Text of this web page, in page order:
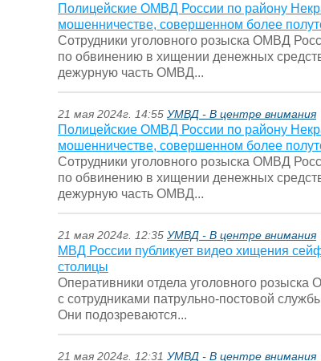
Полицейские ОМВД России по району
мошенничестве, совершенном более
Сотрудники уголовного розыска ОМВД
по обвинению в хищении денежных
дежурную часть ОМВД...
21 мая 2024г. 14:55 УМВД - В центре внимания
Полицейские ОМВД России по району
мошенничестве, совершенном более
Сотрудники уголовного розыска ОМВД
по обвинению в хищении денежных
дежурную часть ОМВД...
21 мая 2024г. 12:35 УМВД - В центре внимания
МВД России публикует видео хищения
столицы
Оперативники отдела уголовного
с сотрудниками патрульно-постовой
Они подозреваются...
21 мая 2024г. 12:31 УМВД - В центре внимания